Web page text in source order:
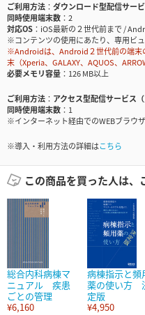
ご利用方法
ダウンロード型配信サービ
同時使用端末数
2
対応OS
iOS最新の２世代前まで /
※コンテンツの使用にあたり、専用ビ
※Androidは、Android２世代前の端末
末（Xperia、GALAXY、AQUOS、
必要メモリ容量
126 MB以上
ご利用方法
アクセス型配信サービス（
同時使用端末数
1
※インターネット経由でのWEBブラウ
※導入・利用方法の詳細はこちら
この商品を買った人は、
総合内科病棟マ
ニュアル 疾患
ごとの管理
¥6,160
病棟指示と頻
薬の使い方
定版
¥4,950